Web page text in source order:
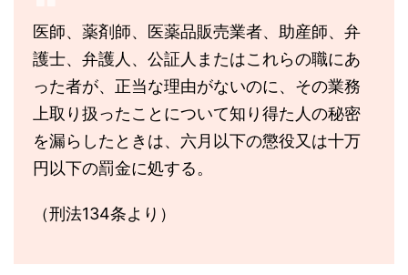
医師、薬剤師、医薬品販売業者、助産師、弁
護士、弁護人、公証人またはこれらの職にあ
った者が、正当な理由がないのに、その業務
上取り扱ったことについて知り得た人の秘密
を漏らしたときは、六月以下の懲役又は十万
円以下の罰金に処する。
（刑法134条より）